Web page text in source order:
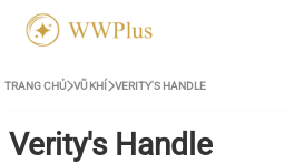
TRANG CHỦ VŨ KHÍ VERITY'S HANDLE
Verity's Handle